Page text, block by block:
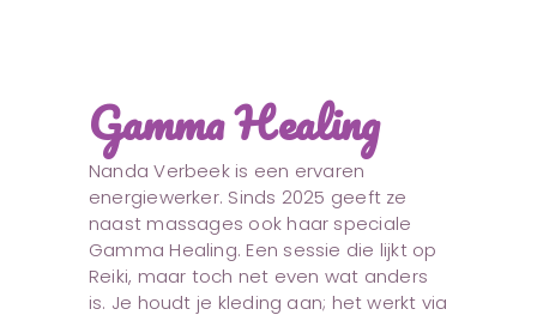
Gamma Healing
Nanda Verbeek is een ervaren
energiewerker. Sinds 2025 geeft ze
naast massages ook haar speciale
Gamma Healing. Een sessie die lijkt op
Reiki, maar toch net even wat anders
is. Je houdt je kleding aan; het werkt via